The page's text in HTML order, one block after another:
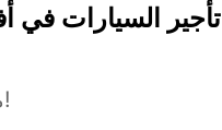
تأجير السيارات
مطار حول العالم!